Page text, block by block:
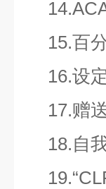
15.百分
16.设定
17.赠送
18.自我